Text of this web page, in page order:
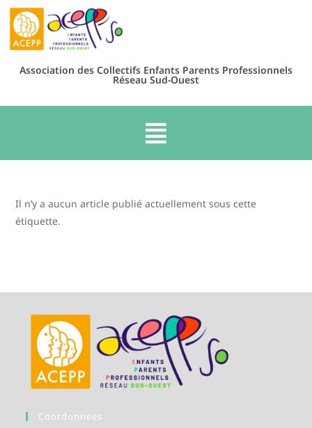
Association des Collectifs Enfants Parents Professionnels
Réseau Sud-Ouest
Il n’y a aucun article publié actuellement sous cette
étiquette.
Coordonnées